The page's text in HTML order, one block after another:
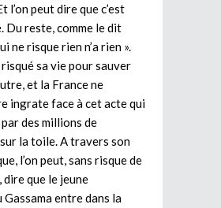
l’on peut dire que c’est
Du reste, comme le dit
ne risque rien n’a rien ».
risqué sa vie pour sauver
et la France ne
ingrate face à cet acte qui
des millions de
la toile. A travers son
l’on peut, sans risque de
dire que le jeune
Gassama entre dans la